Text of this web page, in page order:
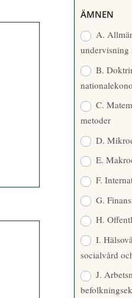
ÄMNEN
A.
B.
C.
metoder
D.
E.
F.
G.
H.
I.
socialvård
J.